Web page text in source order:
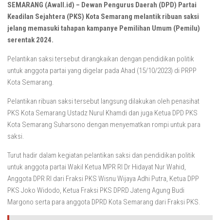
SEMARANG (Awall.id) – Dewan Pengurus Daerah (DPD) Partai
Keadilan Sejahtera (PKS) Kota Semarang melantik ribuan saksi
jelang memasuki tahapan kampanye Pemilihan Umum (Pemilu)
serentak 2024.
Pelantikan saksi tersebut dirangkaikan dengan pendidikan politik
untuk anggota partai yang digelar pada Ahad (15/10/2023) di PRPP
Kota Semarang.
Pelantikan ribuan saksi tersebut langsung dilakukan oleh penasihat
PKS Kota Semarang Ustadz Nurul Khamdi dan juga Ketua DPD PKS
Kota Semarang Suharsono dengan menyematkan rompi untuk para
saksi.
Turut hadir dalam kegiatan pelantikan saksi dan pendidikan politik
untuk anggota partai Wakil Ketua MPR RI Dr Hidayat Nur Wahid,
Anggota DPR RI dari Fraksi PKS Wisnu Wijaya Adhi Putra, Ketua DPP
PKS Joko Widodo, Ketua Fraksi PKS DPRD Jateng Agung Budi
Margono serta para anggota DPRD Kota Semarang dari Fraksi PKS.